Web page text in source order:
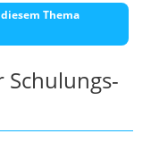
Thema